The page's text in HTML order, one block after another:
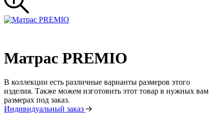
Матрас PREMIO
В коллекции есть различные варианты размеров этого
изделия. Также можем изготовить этот товар в нужных вам
размерах под заказ.
Индивидуальный заказ